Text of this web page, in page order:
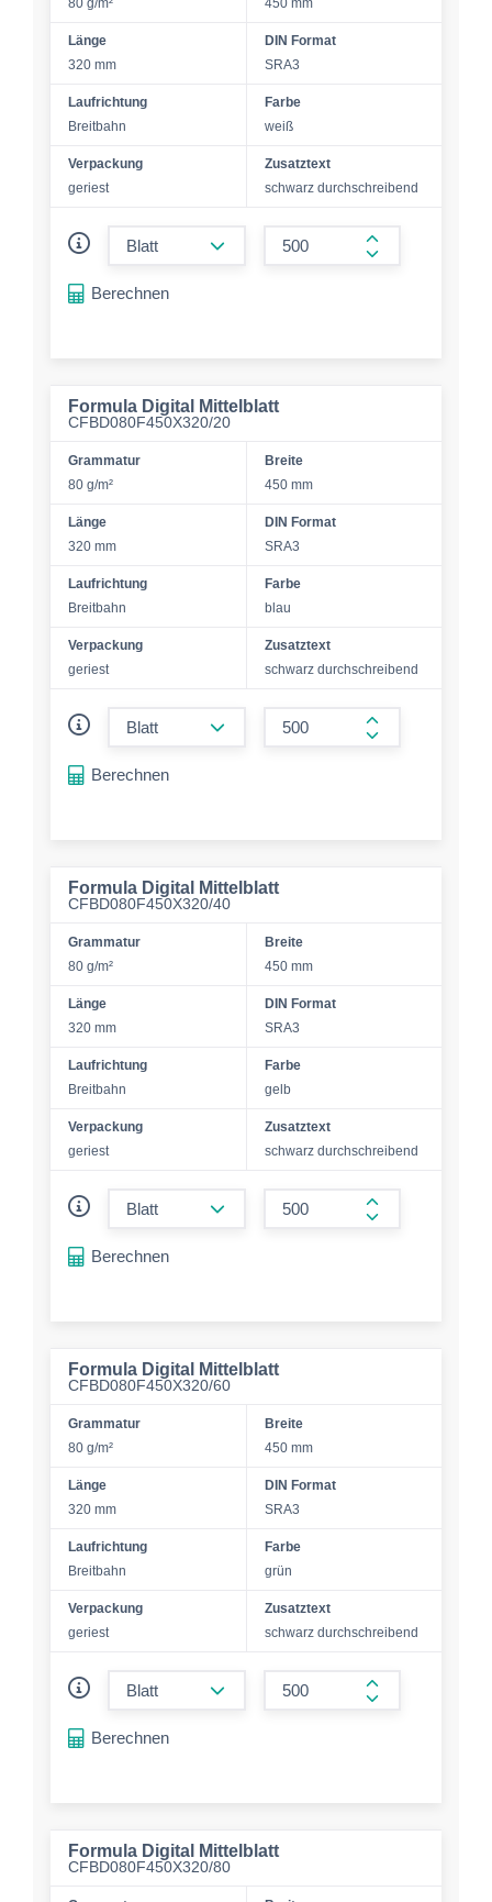
80 g/m²
450 mm
Länge
320 mm
DIN Format
SRA3
Laufrichtung
Breitbahn
Farbe
weiß
Verpackung
geriest
Zusatztext
schwarz durchschreibend
form.increase-
Berechnen
Formula Digital Mittelblatt
CFBD080F450X320/20
Grammatur
80 g/m²
Breite
450 mm
Länge
320 mm
DIN Format
SRA3
Laufrichtung
Breitbahn
Farbe
blau
Verpackung
geriest
Zusatztext
schwarz durchschreibend
form.increase-
Berechnen
Formula Digital Mittelblatt
CFBD080F450X320/40
Grammatur
80 g/m²
Breite
450 mm
Länge
320 mm
DIN Format
SRA3
Laufrichtung
Breitbahn
Farbe
gelb
Verpackung
geriest
Zusatztext
schwarz durchschreibend
form.increase-
Berechnen
Formula Digital Mittelblatt
CFBD080F450X320/60
Grammatur
80 g/m²
Breite
450 mm
Länge
320 mm
DIN Format
SRA3
Laufrichtung
Breitbahn
Farbe
grün
Verpackung
geriest
Zusatztext
schwarz durchschreibend
form.increase-
Berechnen
Formula Digital Mittelblatt
CFBD080F450X320/80